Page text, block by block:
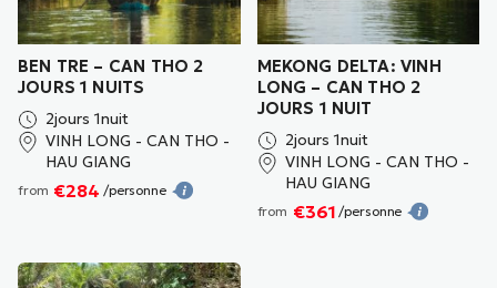
BEN TRE – CAN THO 2
JOURS 1 NUITS
2jours 1nuit
VINH LONG - CAN THO -
HAU GIANG
from €284 /personne
MEKONG DELTA: VINH
LONG – CAN THO 2
JOURS 1 NUIT
2jours 1nuit
VINH LONG - CAN THO -
HAU GIANG
from €361 /personne